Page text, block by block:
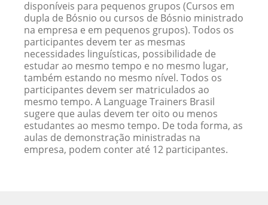
disponíveis para pequenos grupos (Cursos em
dupla de Bósnio ou cursos de Bósnio ministrado
na empresa e em pequenos grupos). Todos os
participantes devem ter as mesmas
necessidades linguísticas, possibilidade de
estudar ao mesmo tempo e no mesmo lugar,
também estando no mesmo nível. Todos os
participantes devem ser matriculados ao
mesmo tempo. A Language Trainers Brasil
sugere que aulas devem ter oito ou menos
estudantes ao mesmo tempo. De toda forma, as
aulas de demonstração ministradas na
empresa, podem conter até 12 participantes.